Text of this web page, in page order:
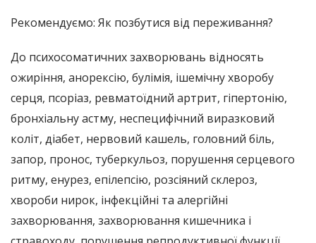
Рекомендуємо: Як позбутися від переживання?
До психосоматичних захворювань відносять
ожиріння, анорексію, булімія, ішемічну хворобу
серця, псоріаз, ревматоїдний артрит, гіпертонію,
бронхіальну астму, неспецифічний виразковий
коліт, діабет, нервовий кашель, головний біль,
запор, пронос, туберкульоз, порушення серцевого
ритму, енурез, епілепсію, розсіяний склероз,
хвороби нирок, інфекційні та алергійні
захворювання, захворювання кишечника і